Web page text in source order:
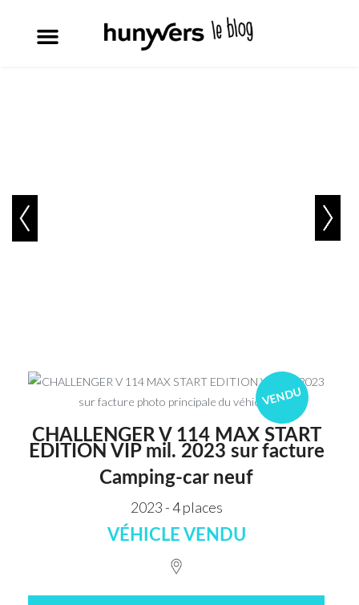
VENDU
CHALLENGER V 114 MAX START
EDITION VIP mil. 2023 sur facture
Camping-car neuf
2023 - 4 places
VÉHICLE VENDU